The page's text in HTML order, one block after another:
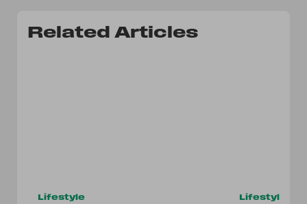
Related Articles
Lifestyle Lifestyle